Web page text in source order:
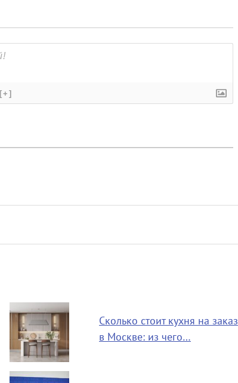
[+]
Сколько стоит кухня на заказ
в Москве: из чего…